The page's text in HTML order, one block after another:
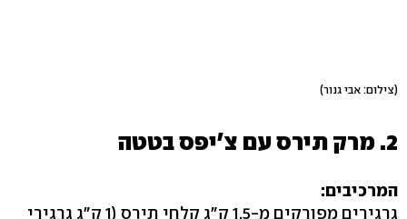
(צילום: אבי גנור)
2. מרק תירס עם צ'יפס בטטה
המרכיבים:
גרגירים מפורקים מ-1.5 ק"ג קלחי תירס (1 ק"ג גרגירי